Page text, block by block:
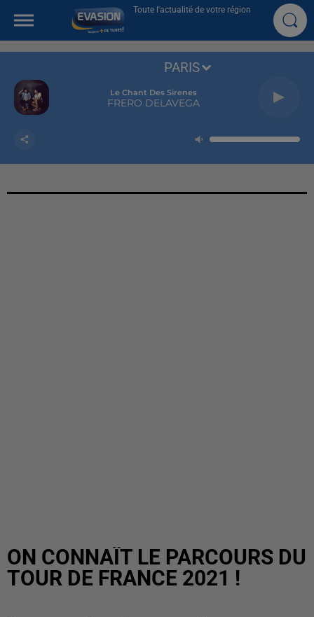
Toute l'actualité de votre région
Le Chant Des Sirenes
FRERO DELAVEGA
PARIS
ON CONNAÎT LE PARCOURS DU
TOUR DE FRANCE 2021 !